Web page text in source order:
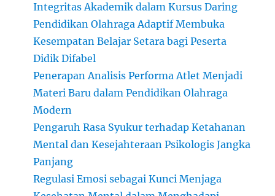
Integritas Akademik dalam Kursus Daring
Pendidikan Olahraga Adaptif Membuka
Kesempatan Belajar Setara bagi Peserta
Didik Difabel
Penerapan Analisis Performa Atlet Menjadi
Materi Baru dalam Pendidikan Olahraga
Modern
Pengaruh Rasa Syukur terhadap Ketahanan
Mental dan Kesejahteraan Psikologis Jangka
Panjang
Regulasi Emosi sebagai Kunci Menjaga